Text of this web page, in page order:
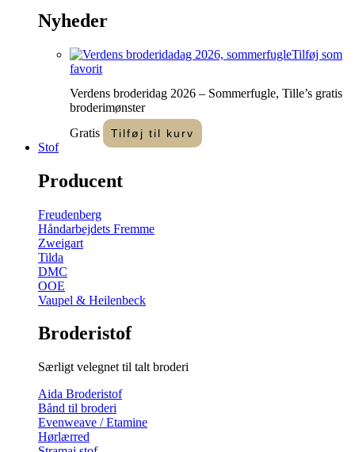
Nyheder
Tilføj som
favorit
Verdens broderidag 2026 – Sommerfugle, Tille’s gratis
broderimønster
Gratis
Tilføj til kurv
Stof
Producent
Freudenberg
Håndarbejdets Fremme
Zweigart
Tilda
DMC
OOE
Vaupel & Heilenbeck
Broderistof
Særligt velegnet til talt broderi
Aida Broderistof
Bånd til broderi
Evenweave / Etamine
Hørlærred